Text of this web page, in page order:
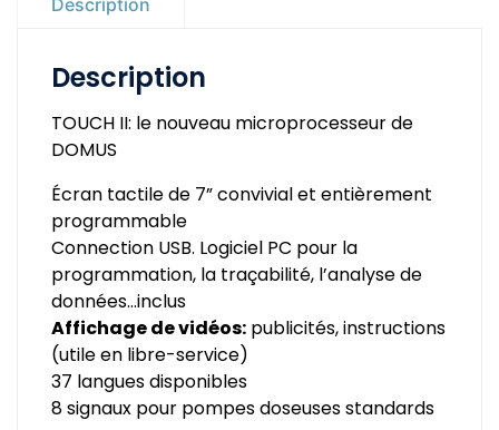
Description
Description
TOUCH II: le nouveau microprocesseur de
DOMUS
Écran tactile de 7” convivial et entièrement
programmable
Connection USB. Logiciel PC pour la
programmation, la traçabilité, l’analyse de
données…inclus
Affichage de vidéos: publicités, instructions
(utile en libre-service)
37 langues disponibles
8 signaux pour pompes doseuses standards